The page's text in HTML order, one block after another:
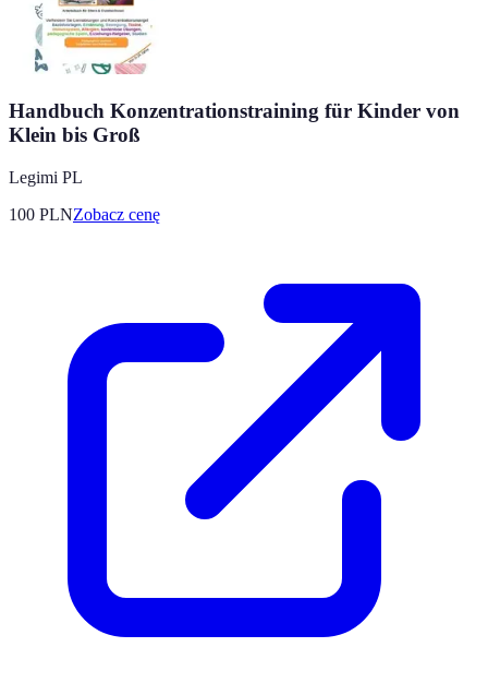
Handbuch Konzentrationstraining für Kinder von
Klein bis Groß
Legimi PL
100 PLNZobacz cenę